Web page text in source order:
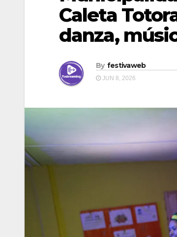
Caleta
danza,
By festivaweb
JUN 8, 2026